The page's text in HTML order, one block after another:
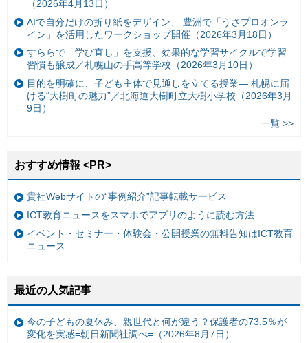
（2026年4月13日）
AIで自分だけの折り紙をデザイン、 豊洲で「うさプロオンラ
イン」を活用したワークショップ開催（2026年3月18日）
すららで「学び直し」を支援、効果的な学習サイクルで学習
習慣も醸成／札幌山の手高等学校（2026年3月10日）
目的を明確に、子ども主体で見通しを立てる授業— 札幌に届
ける“大樹町の魅力”／北海道大樹町立大樹小学校（2026年3月
9日）
一覧 >>
おすすめ情報 <PR>
貴社Webサイトの“事例紹介”記事転載サービス
ICT教育ニュースをスマホでアプリのように読む方法
イベント・セミナー・体験会・公開授業の無料告知はICT教育
ニュース
最近の人気記事
今の子どもの夏休み、親世代と何が違う？保護者の73.5％が
変化を実感=朝日新聞社調べ=（2026年8月7日）